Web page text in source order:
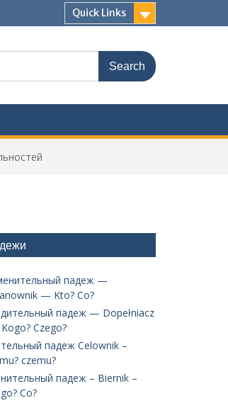
Quick Links
падеж —
— Kto? Co?
падеж — Dopełniacz
Czego?
падеж Celownik –
czemu?
падеж – Biernik –
Co?